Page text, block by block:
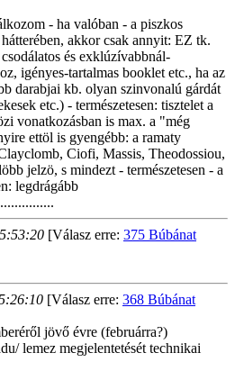
- ha valóban - a piszkos
akkor csak annyit: EZ tk.
és exklúzívabbnál-
igényes-tartalmas booklet etc., ha az
darabjai kb. olyan szinvonalú gárdát
etc.) - természetesen: tisztelet a
vonatkozásban is max. a "még
ettöl is gyengébb: a ramaty
Ciofi, Massis, Theodossiou,
jelzö, s mindezt - természetesen - a
legdrágább
[Válasz erre: 375 Búbánat
[Válasz erre: 368 Búbánat
jövő évre (februárra?)
lemez megjelentetését technikai